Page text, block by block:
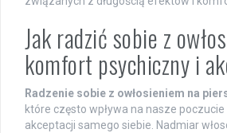
Jak radzić sobie z
komfort psychiczny i
Radzenie sobie z owłosieniem na
które często wpływa na nasze
akceptacji samego siebie. Nadmiar